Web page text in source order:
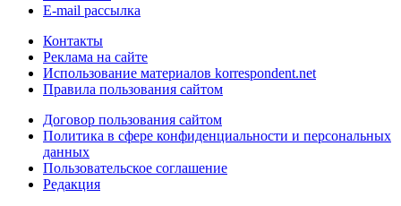
E-mail рассылка
Контакты
Реклама на сайте
Использование материалов korrespondent.net
Правила пользования сайтом
Договор пользования сайтом
Политика в сфере конфиденциальности и персональных
данных
Пользовательское соглашение
Редакция